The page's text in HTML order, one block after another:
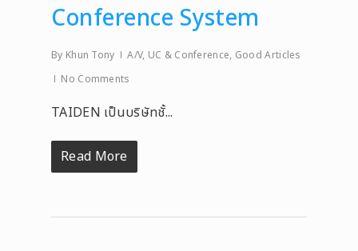
Conference System
By Khun Tony A/V, UC & Conference, Good Articles
No Comments
TAIDEN เป็นบริษัทชั้...
Read More